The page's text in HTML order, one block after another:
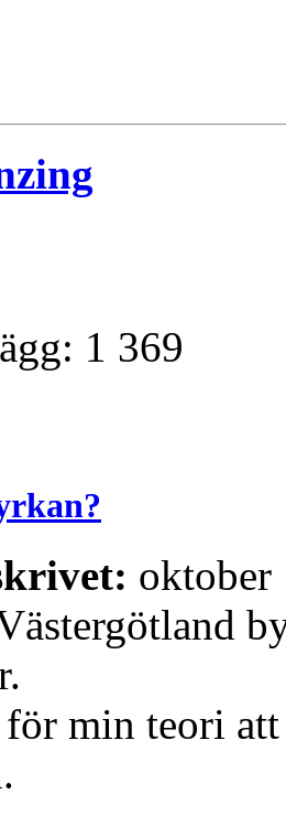
1 369
oktober
min teori